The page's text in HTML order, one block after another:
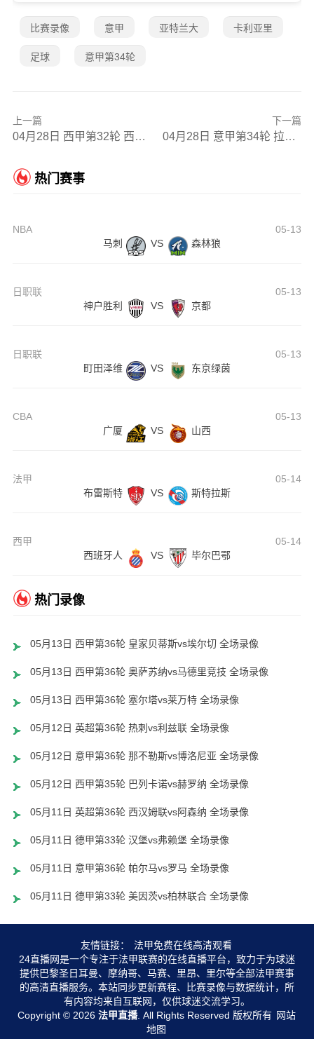
比赛录像 意甲 亚特兰大 卡利亚里
足球 意甲第34轮
上一篇
04月28日 西甲第32轮 西班牙人vs莱万特 全场录像
下一篇
04月28日 意甲第34轮 拉齐奥vs乌迪内斯 全场录像
热门赛事
NBA
05-13
马刺
VS 森林狼
日职联
05-13
神户胜利
VS 京都
日职联
05-13
町田泽维
VS 东京绿茵
CBA
05-13
广厦
VS 山西
法甲
05-14
布雷斯特
VS 斯特拉斯
西甲
05-14
西班牙人
VS 毕尔巴鄂
热门录像
05月13日 西甲第36轮 皇家贝蒂斯vs埃尔切 全场录像
05月13日 西甲第36轮 奥萨苏纳vs马德里竞技 全场录像
05月13日 西甲第36轮 塞尔塔vs莱万特 全场录像
05月12日 英超第36轮 热刺vs利兹联 全场录像
05月12日 意甲第36轮 那不勒斯vs博洛尼亚 全场录像
05月12日 西甲第35轮 巴列卡诺vs赫罗纳 全场录像
05月11日 英超第36轮 西汉姆联vs阿森纳 全场录像
05月11日 德甲第33轮 汉堡vs弗赖堡 全场录像
05月11日 意甲第36轮 帕尔马vs罗马 全场录像
05月11日 德甲第33轮 美因茨vs柏林联合 全场录像
友情链接：
法甲免费在线高清观看
24直播网是一个专注于法甲联赛的在线直播平台，致力于为球迷
提供巴黎圣日耳曼、摩纳哥、马赛、里昂、里尔等全部法甲赛事
的高清直播服务。本站同步更新赛程、比赛录像与数据统计，所
有内容均来自互联网，仅供球迷交流学习。
Copyright © 2026法甲直播. All Rights Reserved 版权所有 网站
地图